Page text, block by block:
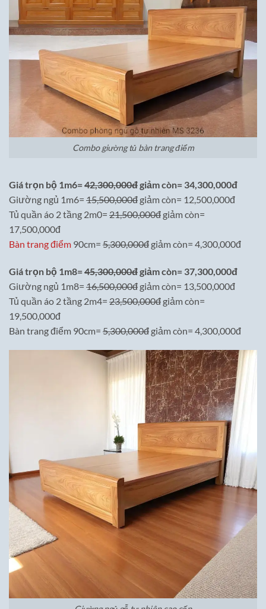
Combo giường tủ bàn trang điểm
Giá trọn bộ 1m6=42,300,000đgiảm còn= 34,300,000đ
Giường ngủ 1m6= 15,500,000đ giảm còn= 12,500,000đ
Tủ quần áo 2 tầng 2m0= 21,500,000đ giảm còn=
17,500,000đ
Bàn trang điểm 90cm= 5,300,000đ giảm còn= 4,300,000đ
Giá trọn bộ 1m8=45,300,000đgiảm còn= 37,300,000đ
Giường ngủ 1m8= 16,500,000đ giảm còn= 13,500,000đ
Tủ quần áo 2 tầng 2m4= 23,500,000đ giảm còn=
19,500,000đ
Bàn trang điểm 90cm= 5,300,000đ giảm còn= 4,300,000đ